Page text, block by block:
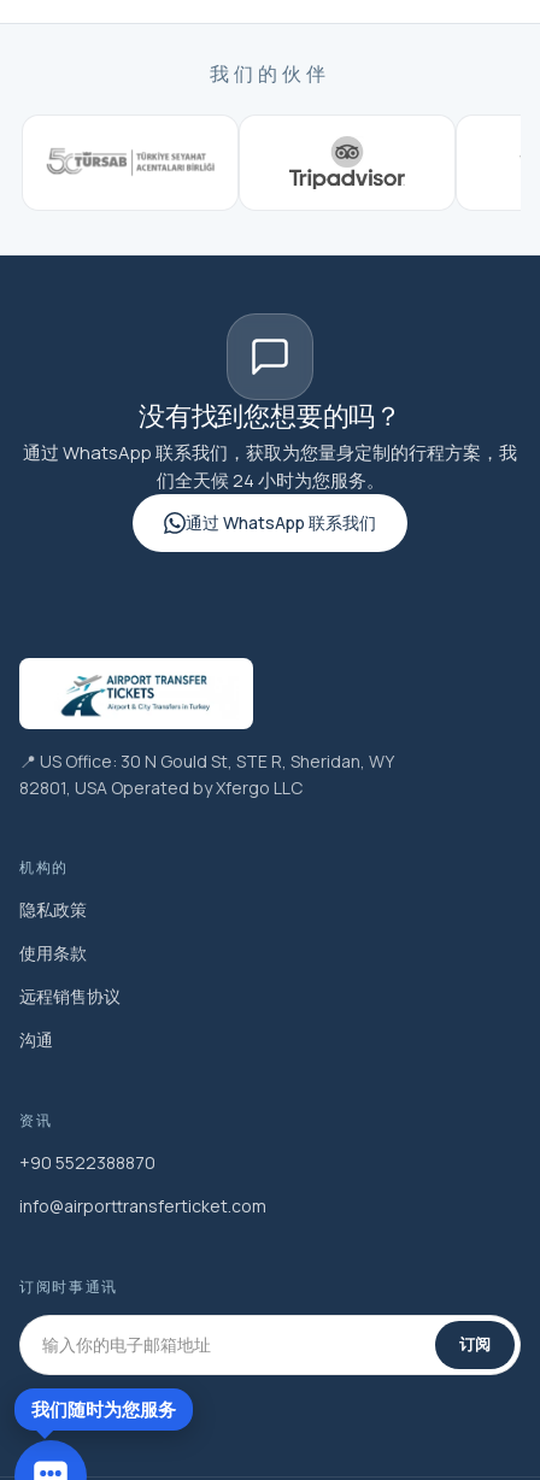
我们的伙伴
没有找到您想要的吗？
通过 WhatsApp 联系我们，获取为您量身定制的行程方案，我
们全天候 24 小时为您服务。
通过 WhatsApp 联系我们
📍 US Office: 30 N Gould St, STE R, Sheridan, WY
82801, USA Operated by Xfergo LLC
机构的
隐私政策
使用条款
远程销售协议
沟通
资讯
+90 5522388870
info@airporttransferticket.com
订阅时事通讯
订阅
我们随时为您服务